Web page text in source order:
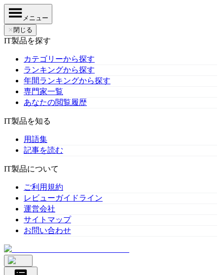
メニュー
✕ 閉じる
IT製品を探す
カテゴリーから探す
ランキングから探す
年間ランキングから探す
専門家一覧
あなたの閲覧履歴
IT製品を知る
用語集
記事を読む
IT製品について
ご利用規約
レビューガイドライン
運営会社
サイトマップ
お問い合わせ